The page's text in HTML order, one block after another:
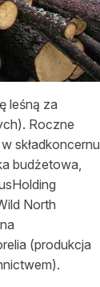
leśną za
Roczne
składkoncernu
budżetowa,
North
(produkcja